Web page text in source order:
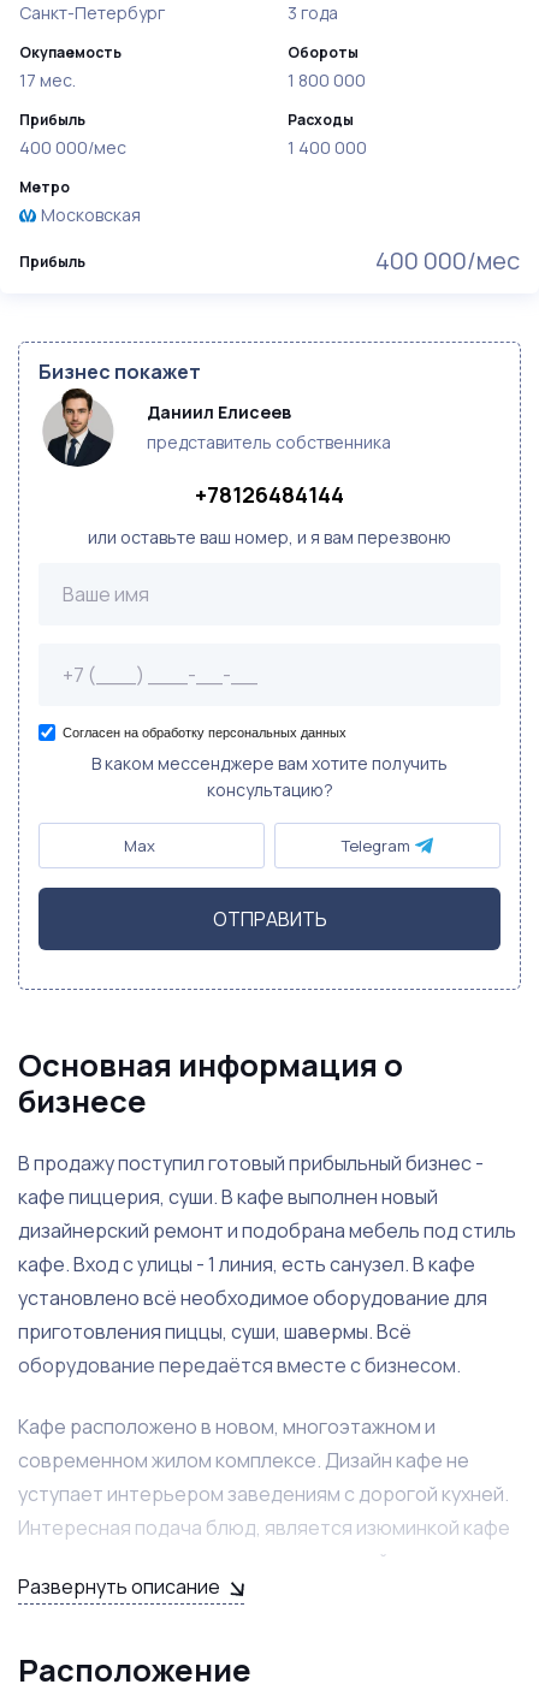
Прибыль 400 000/мес
Санкт-Петербург
Окупаемость
17 мес.
Прибыль
400 000/мес
3 года
Обороты
1 800 000
Расходы
1 400 000
Метро
Московская
Бизнес покажет
Даниил Елисеев
представитель собственника
+78126484144
или оставьте ваш номер, и я вам перезвоню
Согласен на обработку персональных данных
В каком мессенджере вам хотите получить
консультацию?
Max Telegram
ОТПРАВИТЬ
Основная информация о
бизнесе
В продажу поступил готовый прибыльный бизнес -
кафе пиццерия, суши. В кафе выполнен новый
дизайнерский ремонт и подобрана мебель под стиль
кафе. Вход с улицы - 1 линия, есть санузел. В кафе
установлено всё необходимое оборудование для
приготовления пиццы, суши, шавермы. Всё
оборудование передаётся вместе с бизнесом.
Кафе расположено в новом, многоэтажном и
современном жилом комплексе. Дизайн кафе не
уступает интерьером заведениям с дорогой кухней.
Интересная подача блюд, является изюминкой кафе
и притягивает множество посетителей, которые
очень часто становятся постоянными клиентами.
посетителям кафе. Кафе всегда с выручкой и
Развернуть описание
Расположение